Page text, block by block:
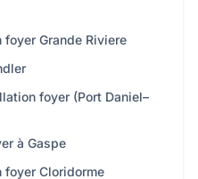
Grande Riviere
foyer (Port Daniel–
à Gaspe
Cloridorme